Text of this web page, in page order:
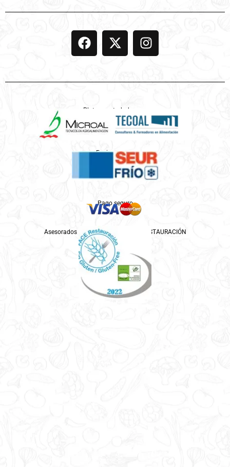
Platos controlados por
Enviamos por
Pago seguro
Asesorados por ASPROCESE-FACE RESTAURACIÓN